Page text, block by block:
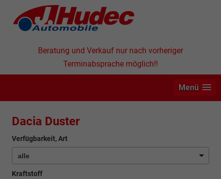
Beratung und Verkauf nur nach vorheriger
Terminabsprache möglich!!
Menü
Dacia Duster
Verfügbarkeit, Art
Kraftstoff